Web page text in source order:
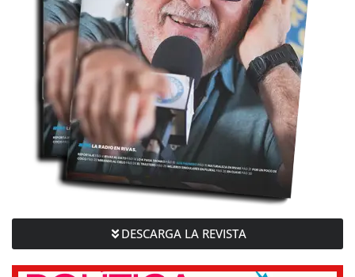
DESCARGA LA REVISTA